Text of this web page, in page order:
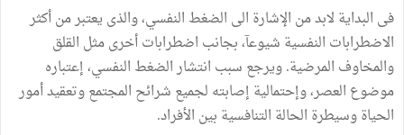
فى البداية لابد من الإشارة الى الضغط النفسي، والذى يعتبر من أكثر
الاضطرابات النفسية شيوعآ، بجانب اضطرابات أخرى مثل القلق
والمخاوف المرضية. ويرجع سبب انتشار الضغط النفسي، إعتباره
موضوع العصر، وإحتمالية إصابته لجميع شرائح المجتمع وتعقيد أمور
الحياة وسيطرة الحالة التنافسية بين الأفراد.